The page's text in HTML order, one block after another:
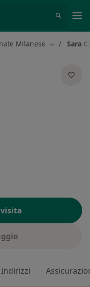
Milanese Cambia città
Sara
Indirizzi